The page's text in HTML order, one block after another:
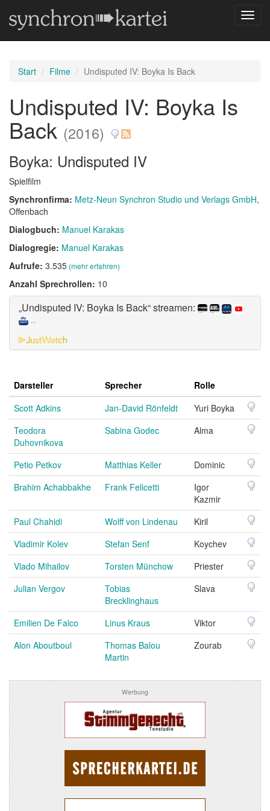
Start Filme Undisputed IV: Boyka Is Back
Undisputed IV: Boyka Is
Back (2016)
Boyka: Undisputed IV
Spielfilm
Synchronfirma: Metz-Neun Synchron Studio und Verlags GmbH,
Offenbach
Dialogbuch: Manuel Karakas
Dialogregie: Manuel Karakas
Aufrufe: 3.535(mehr erfahren)
Anzahl Sprechrollen: 10
„Undisputed IV: Boyka Is Back“ streamen:
...
Darsteller Sprecher
Rolle
Scott Adkins
Jan-David Rönfeldt
Yuri Boyka
Teodora
Duhovnikova
Sabina Godec Alma
Petio Petkov Matthias Keller
Dominic
Brahim Achabbakhe
Frank Felicetti
Igor
Kazmir
Paul Chahidi
Wolff von Lindenau
Kiril
Vladimir Kolev
Stefan Senf
Koychev
Vlado Mihailov
Torsten Münchow
Priester
Julian Vergov
Tobias
Brecklinghaus
Slava
Emilien De Falco Linus Kraus
Viktor
Alon Aboutboul
Thomas Balou
Martin
Zourab
Werbung